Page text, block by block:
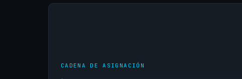
CADENA DE ASIGNACIÓN